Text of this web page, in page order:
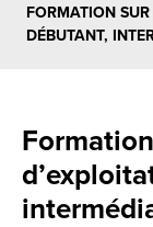
FORMATION
DÉBUTANT,